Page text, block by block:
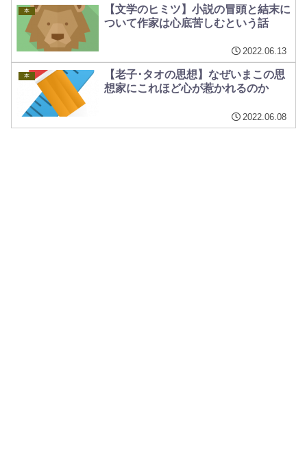
本
【文学のヒミツ】小説の冒頭と結末に
ついて作家は心底苦しむという話
2022.06.13
本
【老子･タオの思想】なぜいまこの思
想家にこれほど心が惹かれるのか
2022.06.08